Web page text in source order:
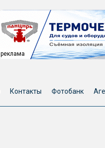
реклама
Контакты Фотобанк